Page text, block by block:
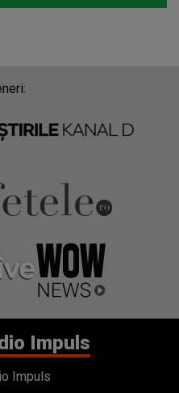
Impuls
Impuls